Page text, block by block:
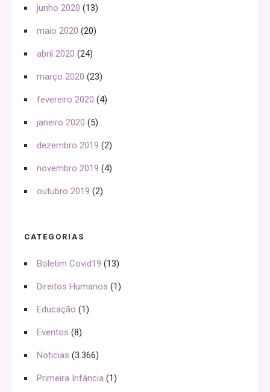
junho 2020 (13)
maio 2020 (20)
abril 2020 (24)
março 2020 (23)
fevereiro 2020 (4)
janeiro 2020 (5)
dezembro 2019 (2)
novembro 2019 (4)
outubro 2019 (2)
CATEGORIAS
Boletim Covid19 (13)
Direitos Humanos (1)
Educação (1)
Eventos (8)
Noticias (3.366)
Primeira Infância (1)